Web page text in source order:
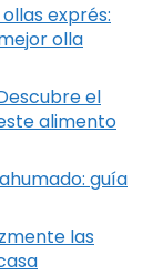
exprés:
olla
el
alimento
guía
las